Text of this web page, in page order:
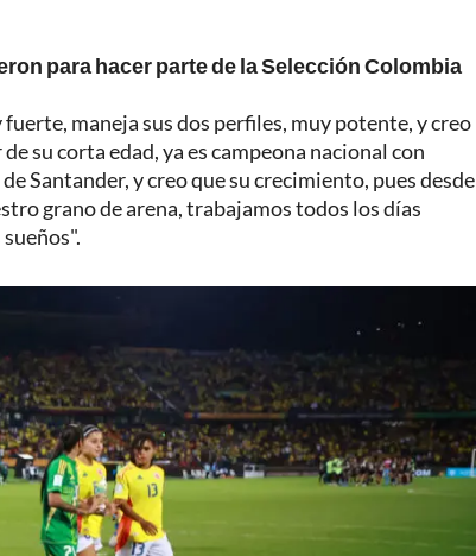
para hacer parte de la Selección Colombia
maneja sus dos perfiles, muy potente, y creo
su corta edad, ya es campeona nacional con
Santander, y creo que su crecimiento, pues desde
grano de arena, trabajamos todos los días